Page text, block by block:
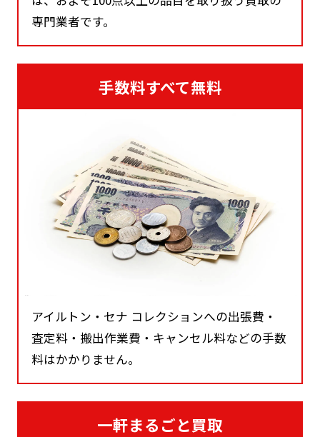
専門業者です。
手数料すべて無料
アイルトン・セナ コレクションへの出張費・
査定料・搬出作業費・キャンセル料などの手数
料はかかりません。
一軒まるごと買取